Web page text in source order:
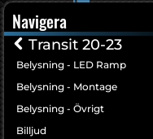
Navigera
Transit 20-23
Belysning - LED Ramp
Belysning - Montage
Belysning - Övrigt
Billjud